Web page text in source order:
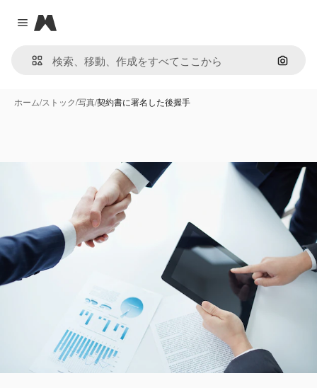
Close menu
Magnific
画像で
ホーム/ストック/写真/契約書に署名した後握手